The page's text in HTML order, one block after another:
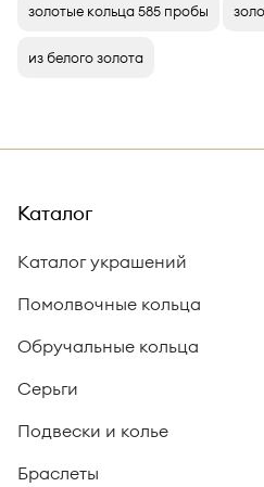
золотые кольца 585 пробы
из белого золота
Каталог
Каталог украшений
Помолвочные кольца
Обручальные кольца
Серьги
Подвески и колье
Браслеты